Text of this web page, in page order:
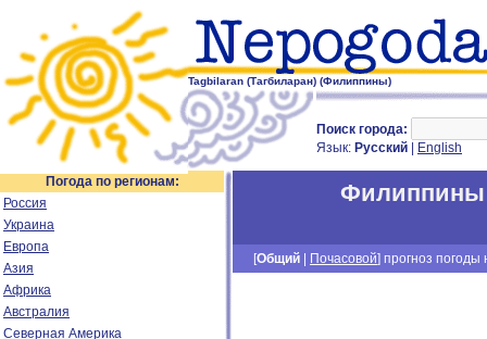
Tagbilaran (Тагбиларан) (Филиппины)
Поиск города:
Язык: Русский English
Погода по регионам:
Россия
Украина
Европа
Азия
Африка
Австралия
Северная Америка
Филиппины
[Общий Почасовой] прогноз погоды